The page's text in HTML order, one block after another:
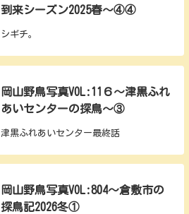
到来シーズン2025春～④④
シギチ。
岡山野鳥写真VOL:11６～津黒ふれ
あいセンターの探鳥～③
津黒ふれあいセンター最終話
岡山野鳥写真VOL:804～倉敷市の
探鳥記2026冬①